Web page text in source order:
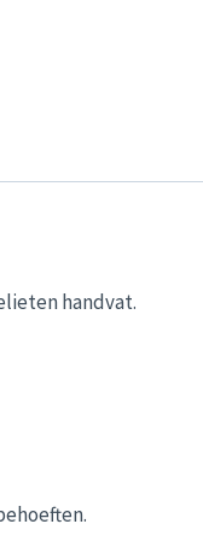
handvat.